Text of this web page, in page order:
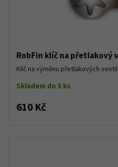
RobFin klíč na přetlakový
Klíč na výměnu přetlakových
Skladem do 5 ks
610 Kč